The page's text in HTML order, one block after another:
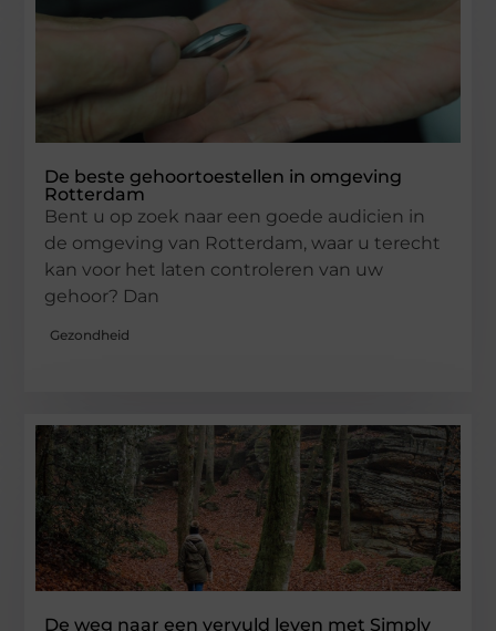
De beste gehoortoestellen in omgeving
Rotterdam
Bent u op zoek naar een goede audicien in
de omgeving van Rotterdam, waar u terecht
kan voor het laten controleren van uw
gehoor? Dan
Gezondheid
De weg naar een vervuld leven met Simply